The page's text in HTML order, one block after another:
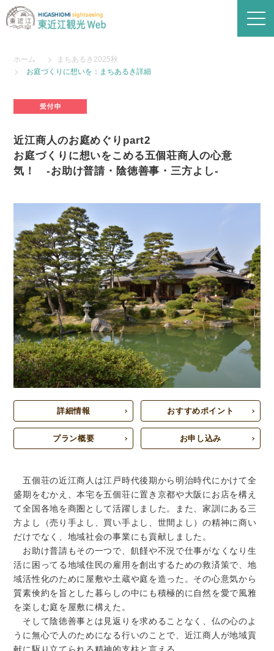
ホーム
まちあるき2025秋
お庭づくりに想いを：まちあるき詳細
近江商人のお庭めぐりpart2
お庭づくりに想いをこめる五個荘商人の心意
気！ -お助け普請・陰徳善事・三方よし-
詳細情報 おすすめポイント
プラン概要 お申し込み
五個荘の近江商人は江戸時代後期から明治時代にかけて全
盛期をむかえ、本宅を五個荘に置き京都や大阪にお店を構え
て全国各地を商圏として活躍しました。また、家訓にある三
方よし（売り手よし、買い手よし、世間よし）の精神に商い
だけでなく、地域社会の事業にも貢献しました。
お助け普請もその一つで、飢饉や不況で仕事がなくなり生
活に困ってる地域住民の雇用を創出するための救済策で、地
域活性化のために屋敷や土蔵や庭を造った。その心意気から
質素倹約を旨とした暮らしの中にも積極的に自然を愛で風雅
を楽しむ庭を屋敷に構えた。
そして陰徳善事とは見返りを求めることなく、仏の心のよ
うに無心で人のためになる行いのことで、近江商人が地域貢